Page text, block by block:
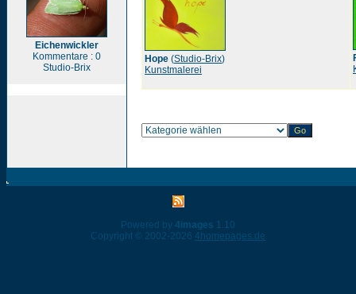
Eichenwickler
Kommentare : 0
Studio-Brix
Hope (Studio-Brix)
Kunstmalerei
Powered by 4images 1.10
Copyright © 2002-2026 4homepages.de